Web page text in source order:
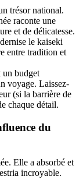
trésor national.
raconte une
et de délicatesse.
le kaiseki
entre tradition et
un budget
voyage. Laissez-
(si la barrière de
chaque détail.
du
Elle a absorbé et
incroyable.